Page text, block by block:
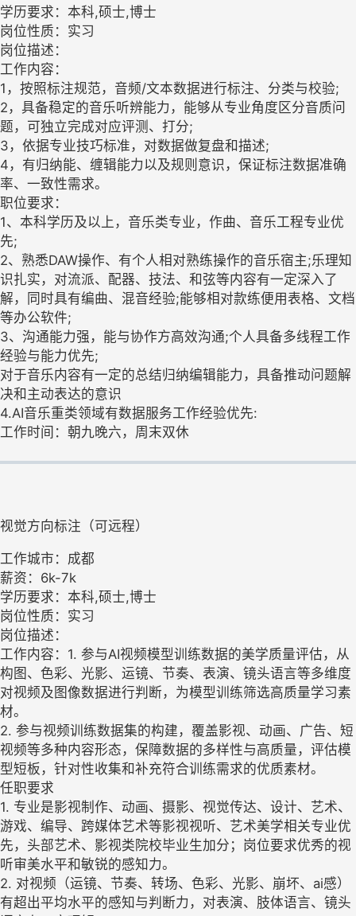
学历要求：本科,硕士,博士
岗位性质：实习
岗位描述：
工作内容：
1，按照标注规范，音频/文本数据进行标注、分类与校验;
2，具备稳定的音乐听辨能力，能够从专业角度区分音质问
题，可独立完成对应评测、打分;
3，依据专业技巧标准，对数据做复盘和描述;
4，有归纳能、缠辑能力以及规则意识，保证标注数据准确
率、一致性需求。
职位要求：
1、本科学历及以上，音乐类专业，作曲、音乐工程专业优
先;
2、熟悉DAW操作、有个人相对熟练操作的音乐宿主;乐理知
识扎实，对流派、配器、技法、和弦等内容有一定深入了
解，同时具有编曲、混音经验;能够相对款练便用表格、文档
等办公软件;
3、沟通能力强，能与协作方高效沟通;个人具备多线程工作
经验与能力优先;
对于音乐内容有一定的总结归纳编辑能力，具备推动问题解
决和主动表达的意识
4.AI音乐重类领域有数据服务工作经验优先:
工作时间：朝九晚六，周末双休
视觉方向标注（可远程）
工作城市：成都
薪资：6k-7k
学历要求：本科,硕士,博士
岗位性质：实习
岗位描述：
工作内容：1. 参与AI视频模型训练数据的美学质量评估，从
构图、色彩、光影、运镜、节奏、表演、镜头语言等多维度
对视频及图像数据进行判断，为模型训练筛选高质量学习素
材。
2. 参与视频训练数据集的构建，覆盖影视、动画、广告、短
视频等多种内容形态，保障数据的多样性与高质量，评估模
型短板，针对性收集和补充符合训练需求的优质素材。
任职要求
1. 专业是影视制作、动画、摄影、视觉传达、设计、艺术、
游戏、编导、跨媒体艺术等影视视听、艺术美学相关专业优
先，头部艺术、影视类院校毕业生加分；岗位要求优秀的视
听审美水平和敏锐的感知力。
2. 对视频（运镜、节奏、转场、色彩、光影、崩坏、ai感）
有超出平均水平的感知与判断力，对表演、肢体语言、镜头